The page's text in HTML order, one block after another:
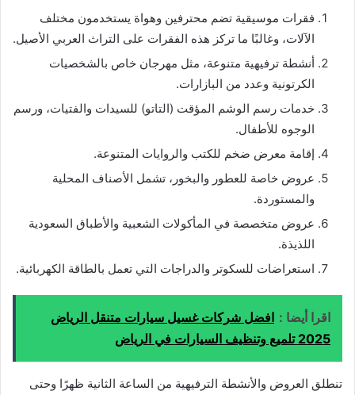
فقرات موسيقية تضم محترفين وهواة يستخدمون مختلف
الآلات، وغالبًا ما تركز هذه الفقرات على التراث العربي الأصيل.
أنشطة ترفيهية متنوعة، مثل مهرجان خاص بالشخصيات
الكرتونية وعدد من البازارات.
خدمات رسم الوشم المؤقت (التاتو) للسيدات والفتيات، ورسم
الوجوه للأطفال.
إقامة معرض ضخم للكتب والروايات المتنوعة.
عروض خاصة للعطور والبخور، تشمل الأصناف المحلية
والمستوردة.
عروض متخصصة في المأكولات الشعبية والأطباق السعودية
اللذيذة.
استعراضات للسكوتر والدراجات التي تعمل بالطاقة الكهربائية.
اقرا أيضا : افضل شركات غسيل سيارات متنقل الرياض
2025 تلميع وتنظيف السيارات في الرياض
تنطلق العروض والأنشطة الترفيهية من الساعة الثانية ظهرًا وحتى